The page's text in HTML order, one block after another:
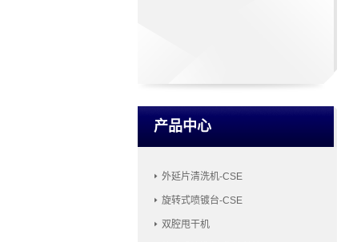
产品中心
外延片清洗机-CSE
旋转式喷镀台-CSE
双腔甩干机